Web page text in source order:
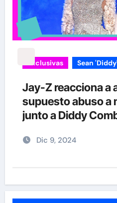
Exclusivas Sean
Jay-Z reacciona a
supuesto abuso a
junto a Diddy
Dic 9, 2024